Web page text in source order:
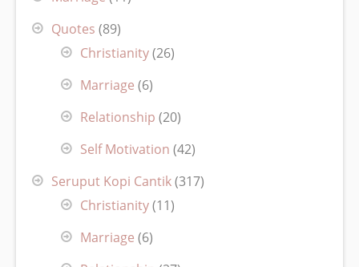
Quotes (89)
Christianity(26)
Marriage (6)
Relationship (20)
Self Motivation (42)
Seruput Kopi Cantik(317)
Christianity(11)
Marriage (6)